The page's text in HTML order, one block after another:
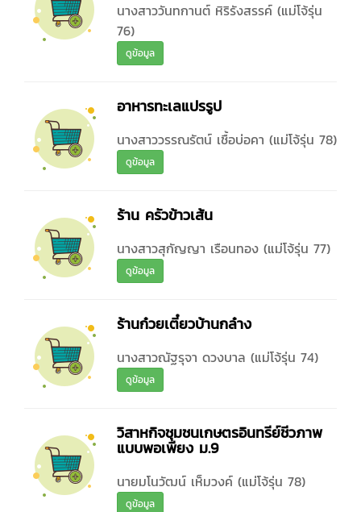
นางสาววันทกานต์ หิริรังสรรค์ (แม่โจ้รุ่น
76)
ดูข้อมูล
อาหารทะเลแปรรูป
นางสาววรรณรัตน์ เชื้อบ่อคา (แม่โจ้รุ่น 78)
ดูข้อมูล
ร้าน ครัวข้าวเส้น
นางสาวสุกัญญา เรือนทอง (แม่โจ้รุ่น 77)
ดูข้อมูล
ร้านก๋วยเตี๋ยวบ้านกล๋าง
นางสาวณัฐรุจา ดวงบาล (แม่โจ้รุ่น 74)
ดูข้อมูล
วิสาหกิจชุมชนเกษตรอินทรีย์ชีวภาพ
แบบพอเพียง ม.9
นายมโนวัฒน์ เห็มวงค์ (แม่โจ้รุ่น 78)
ดูข้อมูล